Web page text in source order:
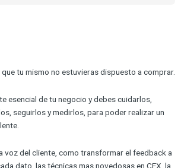
tu mismo no estuvieras dispuesto a comprar.
esencial de tu negocio y debes cuidarlos,
seguirlos y medirlos, para poder realizar un
voz del cliente, como transformar el feedback a
dato, las técnicas mas novedosas en CEX, la